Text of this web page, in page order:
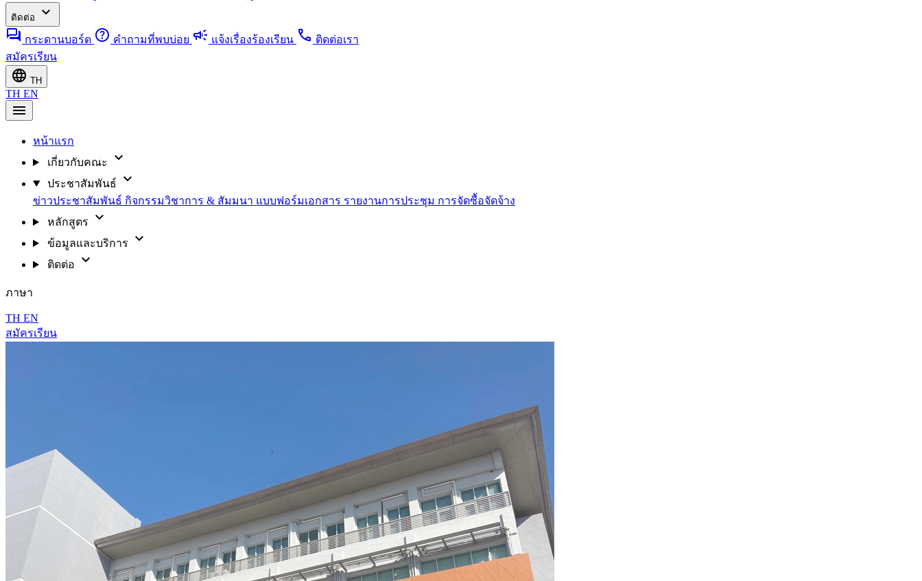
ติดต่อ
expand_more
forum กระดานบอร์ด help คำถามที่พบบ่อย campaign แจ้งเรื่องร้องเรียน call ติดต่อเรา
สมัครเรียน
language TH
TH EN
menu
หน้าแรก
เกี่ยวกับคณะ
expand_more
ประชาสัมพันธ์ expand_more
ข่าวประชาสัมพันธ์ กิจกรรมวิชาการ & สัมมนา แบบฟอร์มเอกสาร รายงานการประชุม การจัดซื้อจัดจ้าง
หลักสูตร
expand_more
ข้อมูลและบริการ expand_more
ติดต่อ expand_more
ภาษา
TH EN
สมัครเรียน